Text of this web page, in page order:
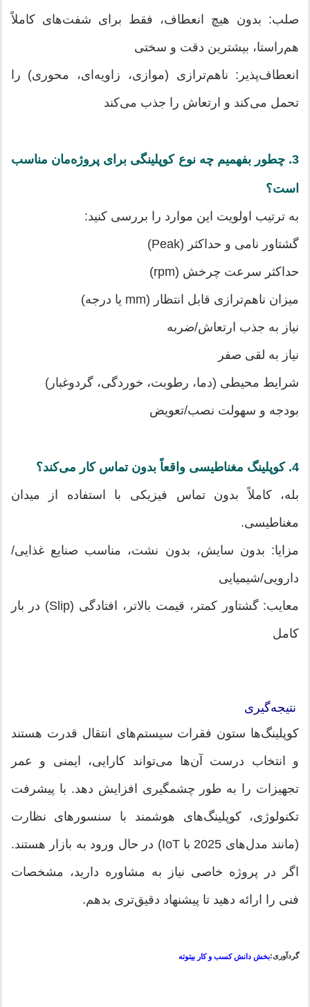
صلب: بدون هیچ انعطاف، فقط برای شفت‌های کاملاً
هم‌راستا، بیشترین دقت و سختی
انعطاف‌پذیر: ناهم‌ترازی (موازی، زاویه‌ای، محوری) را
تحمل می‌کند و ارتعاش را جذب می‌کند
3. چطور بفهمیم چه نوع کوپلینگی برای پروژه‌مان مناسب
است؟
به ترتیب اولویت این موارد را بررسی کنید:
گشتاور نامی و حداکثر (Peak)
حداکثر سرعت چرخش (rpm)
میزان ناهم‌ترازی قابل انتظار (mm یا درجه)
نیاز به جذب ارتعاش/ضربه
نیاز به لقی صفر
شرایط محیطی (دما، رطوبت، خوردگی، گردوغبار)
بودجه و سهولت نصب/تعویض
4. کوپلینگ مغناطیسی واقعاً بدون تماس کار می‌کند؟
بله، کاملاً بدون تماس فیزیکی با استفاده از میدان
مغناطیسی.
مزایا: بدون سایش، بدون نشت، مناسب صنایع غذایی/
دارویی/شیمیایی
معایب: گشتاور کمتر، قیمت بالاتر، افتادگی (Slip) در بار
کامل
نتیجه‌گیری
کوپلینگ‌ها ستون فقرات سیستم‌های انتقال قدرت هستند
و انتخاب درست آن‌ها می‌تواند کارایی، ایمنی و عمر
تجهیزات را به طور چشمگیری افزایش دهد. با پیشرفت
تکنولوژی، کوپلینگ‌های هوشمند با سنسورهای نظارت
(مانند مدل‌های 2025 با IoT) در حال ورود به بازار هستند.
اگر در پروژه خاصی نیاز به مشاوره دارید، مشخصات
فنی را ارائه دهید تا پیشنهاد دقیق‌تری بدهم.
گردآوری:بخش دانش کسب و کار بیتوته